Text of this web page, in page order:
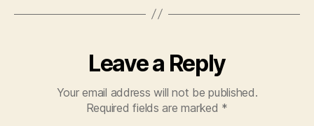
Leave a Reply
Your email address will not be published.
Required fields are marked *